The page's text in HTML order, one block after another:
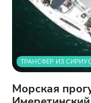
ТРАНСФЕР ИЗ
Морская